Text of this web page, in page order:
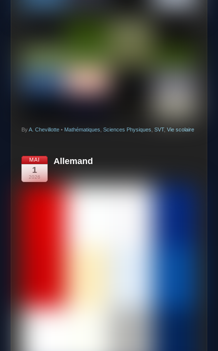
ByA. Chevillotte• Mathématiques Sciences Physiques SVT, Vie scolaire
MAI
1
2026
Allemand